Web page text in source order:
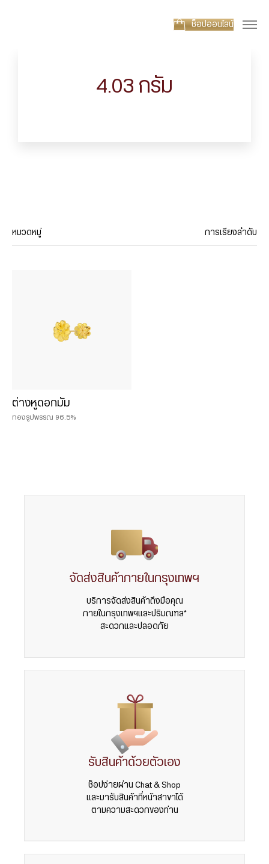
ช็อปออนไลน์
4.03 กรัม
หมวดหมู่
0.075 บาท
0.125 บาท
การเรียงลำดับ
ต่างหูดอกมัม
ทองรูปพรรณ 96.5%
จัดส่งสินค้าภายในกรุงเทพฯ
บริการจัดส่งสินค้าถึงมือคุณ
ภายในกรุงเทพฯและปริมณฑล*
สะดวกและปลอดภัย
รับสินค้าด้วยตัวเอง
ช็อปง่ายผ่าน Chat & Shop
และมารับสินค้าที่หน้าสาขาได้
ตามความสะดวกของท่าน